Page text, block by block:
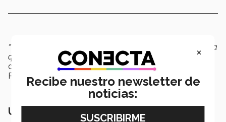
“Todos tenían una labor específica a realizar. Esto ayudó a
que se creará un buen trabajo”, comentó Aída Borja
directora del departamento de Lenguas Extranjeras de
PrepaTec.
Una competencia formadora
×
Recibe nuestro newsletter de
noticias: